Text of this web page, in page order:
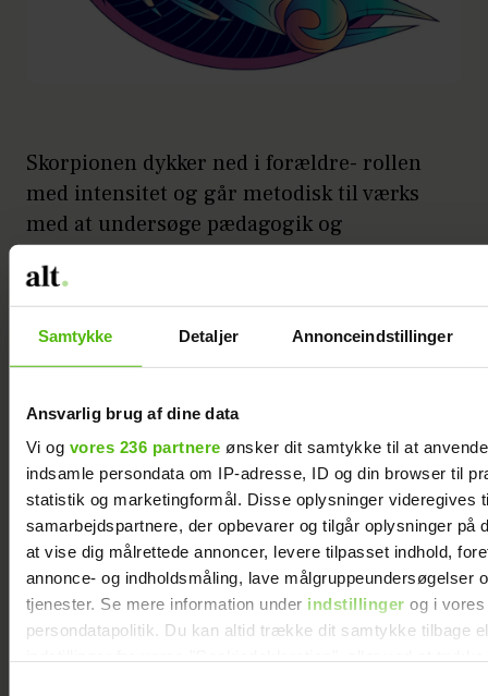
Samtykke Detaljer Annonceindstillinger
Ansvarlig brug af dine data
Vi og vores 236 partnere ønsker dit samtykke til at
indsamle persondata om IP-adresse, ID og din browser til
statistik og marketingformål. Disse oplysninger videregives
samarbejdspartnere, der opbevarer og tilgår oplysninger på
at vise dig målrettede annoncer, levere tilpasset indhold,
annonce- og indholdsmåling, lave målgruppeundersøgelser
tjenester. Se mere information under indstillinger og i vores
persondatapolitik. Du kan altid trække dit samtykke tilbage
Skorpionen dykker ned i forældre- rollen
med intensitet og går metodisk til værks
med at undersøge pædagogik og
opdragelsesmetoder. Du er meget
opmærksomme på dine børns mentale og
følelsesmæssige velvære, og kan til tider
opføre dig som børnenes egen personlige
terapeut.
snakke om alting, især det, der er svært og
smertefuldt. Fordi skorpionen har tendens
til at forvente det værste, kan du dog være
overbeskyttende og vil have gavn af at
slippe bekymringerne og bare nyde de små
øjeblikke med ungerne.
Skytte (23. november – 21.